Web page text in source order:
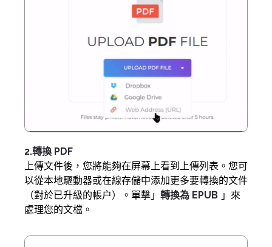
2.轉換 PDF
上傳文件後，您將能夠在屏幕上看到上傳列表。您可
以從本地驅動器或在線存儲中添加更多要轉換的文件
（對於已升級的帳户）。單擊」 轉換為 EPUB 」來
處理您的文檔。